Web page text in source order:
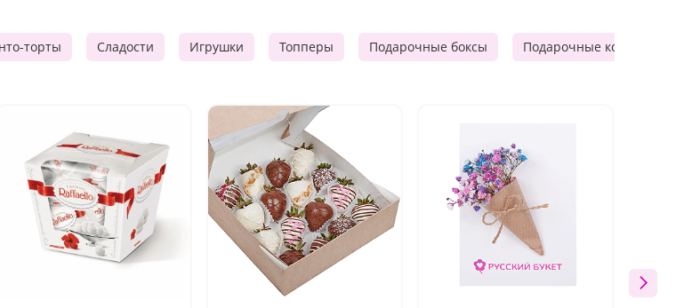
торты Сладости Игрушки Топперы Подарочные боксы Подарочные корзины